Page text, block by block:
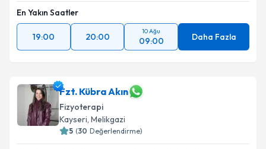
En Yakın Saatler
19:00 20:00
10 Ağu
09:00 Daha Fazla
Fzt. Kübra Akın
Fizyoterapi
Kayseri, Melikgazi
5 (30 Değerlendirme)